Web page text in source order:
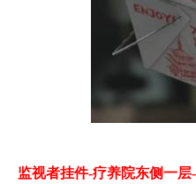
监视者挂件-疗养院东侧一